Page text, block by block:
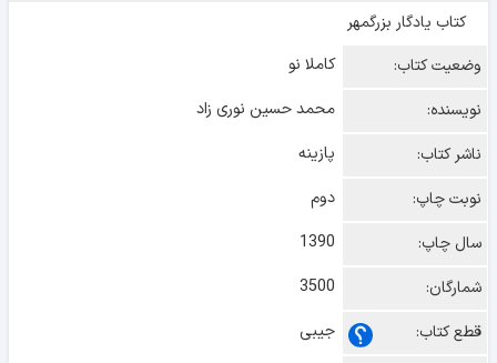
کتاب یادگار بزرگمهر
وضعیت کتاب:
کاملا نو
نویسنده:
محمد حسین نوری زاد
ناشر کتاب:
پازینه
نوبت چاپ:
دوم
سال چاپ:
1390
شمارگان:
3500
قطع کتاب:
جیبی